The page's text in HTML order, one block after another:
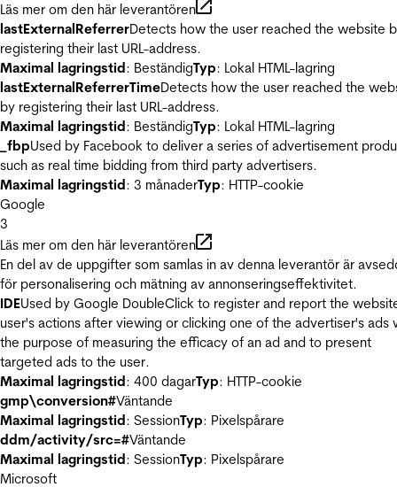
Läs mer om den här leverantören
lastExternalReferrerDetects how the user reached the website
registering their last URL-address.
Maximal lagringstid: BeständigTyp: Lokal HTML-lagring
lastExternalReferrerTimeDetects how the user reached the
by registering their last URL-address.
Maximal lagringstid: BeständigTyp: Lokal HTML-lagring
_fbpUsed by Facebook to deliver a series of advertisement
such as real time bidding from third party advertisers.
Maximal lagringstid: 3 månaderTyp: HTTP-cookie
Google
3
Läs mer om den här leverantören
En del av de uppgifter som samlas in av denna leverantör är
för personalisering och mätning av annonseringseffektivitet.
IDEUsed by Google DoubleClick to register and report the
user's actions after viewing or clicking one of the advertiser's ads
the purpose of measuring the efficacy of an ad and to present
targeted ads to the user.
Maximal lagringstid: 400 dagarTyp: HTTP-cookie
gmp\conversion#Väntande
Maximal lagringstid: SessionTyp: Pixelspårare
ddm/activity/src=#Väntande
Maximal lagringstid: SessionTyp: Pixelspårare
Microsoft